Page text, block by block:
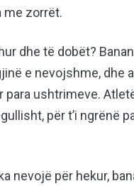
me zorrët.
dhe të dobët?
e nevojshme, dhe
para ushtrimeve.
për t’i ngrënë
nevojë për hekur,